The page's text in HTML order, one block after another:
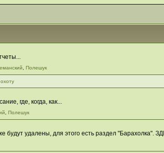
,Полешук
где, когда, как...
,Полешук
будут удалены, для этого есть раздел